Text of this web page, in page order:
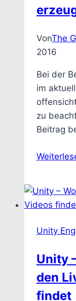
VonThe
2016
Bei der
im
zu
Beitrag
Unity
Unity
den
findet